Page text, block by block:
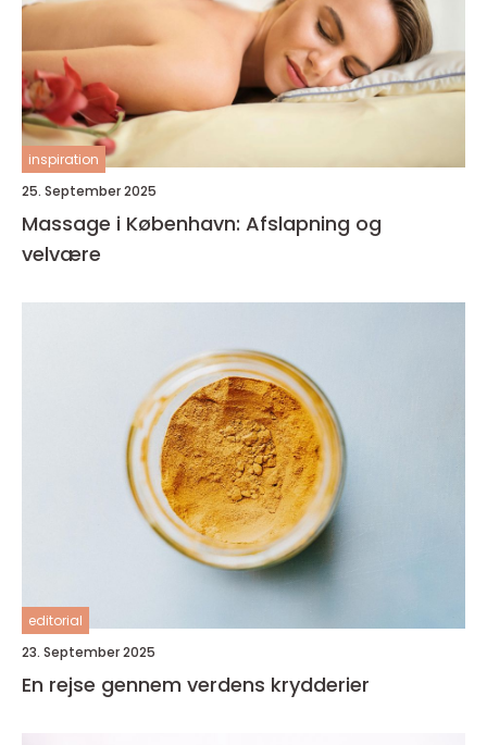
inspiration
25. September 2025
Massage i København: Afslapning og
velvære
editorial
23. September 2025
En rejse gennem verdens krydderier